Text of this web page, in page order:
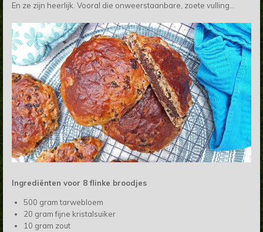
En ze zijn heerlijk. Vooral die onweerstaanbare, zoete vulling...
Ingrediënten voor 8 flinke broodjes
500 gram tarwebloem
20 gram fijne kristalsuiker
10 gram zout